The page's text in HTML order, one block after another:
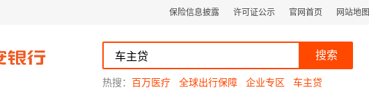
保险信息披露 许可证公示 官网首页 网站地图
搜索
热搜： 百万医疗 全球出行保障 企业专区 车主贷